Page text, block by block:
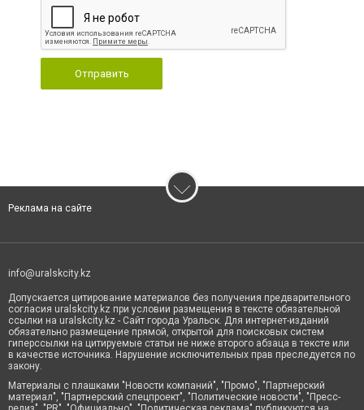
Отправить
Реклама на сайте
info@uralskcity.kz
Допускается цитирование материалов без получения предварительного
согласия uralskcity.kz при условии размещения в тексте обязательной
ссылки на uralskcity.kz - Сайт города Уральск. Для интернет-изданий
обязательно размещение прямой, открытой для поисковых систем
гиперссылки на цитируемые статьи не ниже второго абзаца в тексте или
в качестве источника. Нарушение исключительных прав преследуется по
закону.
Материалы с плашками "Новости компаний", "Промо", "Партнерский
материал", "Партнерский спецпроект", "Политические новости", "Пресс-